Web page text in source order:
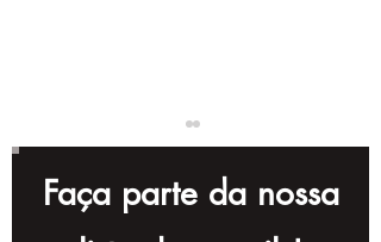
Faça parte da nossa